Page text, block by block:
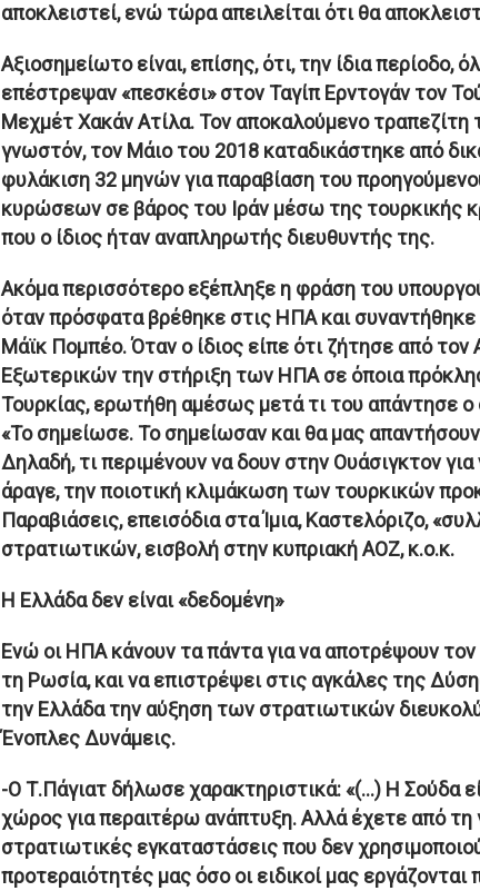
αποκλειστεί, ενώ τώρα απειλείται ότι θα
Αξιοσημείωτο είναι, επίσης, ότι, την ίδια περίοδο,
επέστρεψαν «πεσκέσι» στον Ταγίπ Ερντογάν τον
Μεχμέτ Χακάν Ατίλα. Τον αποκαλούμενο τραπεζίτη
γνωστόν, τον Μάιο του 2018 καταδικάστηκε από
φυλάκιση 32 μηνών για παραβίαση του
κυρώσεων σε βάρος του Ιράν μέσω της τουρκικής
που ο ίδιος ήταν αναπληρωτής διευθυντής της.
Ακόμα περισσότερο εξέπληξε η φράση του
όταν πρόσφατα βρέθηκε στις ΗΠΑ και συναντήθηκε
Μάϊκ Πομπέο. Όταν ο ίδιος είπε ότι ζήτησε από τον
Εξωτερικών την στήριξη των ΗΠΑ σε όποια
Τουρκίας, ερωτήθη αμέσως μετά τι του απάντησε ο
«Το σημείωσε. Το σημείωσαν και θα μας απαντήσουν
Δηλαδή, τι περιμένουν να δουν στην Ουάσιγκτον
άραγε, την ποιοτική κλιμάκωση των τουρκικών
Παραβιάσεις, επεισόδια στα Ίμια, Καστελόριζο,
στρατιωτικών, εισβολή στην κυπριακή ΑΟΖ, κ.ο.κ.
Η Ελλάδα δεν είναι «δεδομένη»
Ενώ οι ΗΠΑ κάνουν τα πάντα για να αποτρέψουν
τη Ρωσία, και να επιστρέψει στις αγκάλες της
την Ελλάδα την αύξηση των στρατιωτικών
Ένοπλες Δυνάμεις.
-Ο Τ.Πάγιατ δήλωσε χαρακτηριστικά: «(...) Η Σούδα
χώρος για περαιτέρω ανάπτυξη. Αλλά έχετε από
στρατιωτικές εγκαταστάσεις που δεν
προτεραιότητές μας όσο οι ειδικοί μας